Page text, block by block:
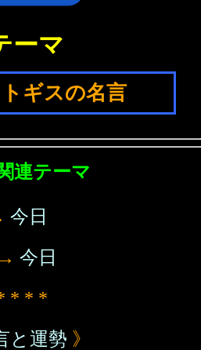
ーマ
ギスの名言
連テーマ
今日
今日
* * *
と運勢 》